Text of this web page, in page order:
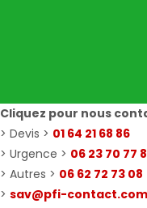
Cliquez pour nous
> Devis > 01 64 21 68 86
> Urgence > 06 23 70 77
> Autres > 06 62 72 73 08
> sav@pfi-contact.com